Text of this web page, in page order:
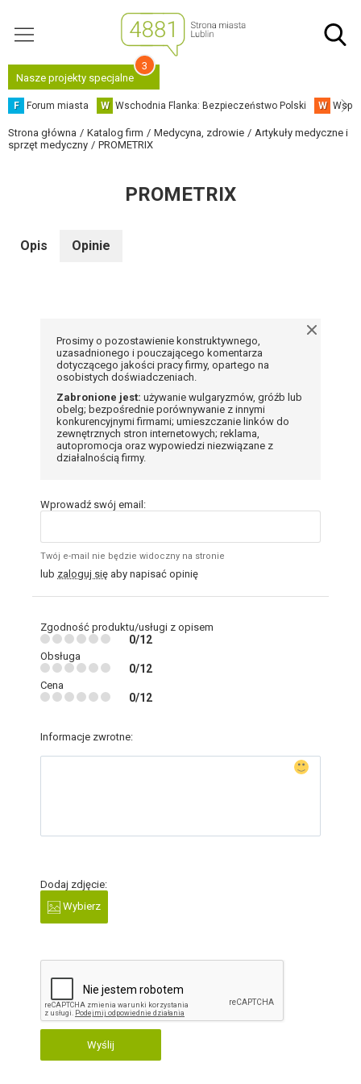
Nasze projekty specjalne
3
F Forum miasta W Wschodnia Flanka: Bezpieczeństwo Polski W
Strona główna Katalog firm Medycyna, zdrowie
Artykuły medyczne i
sprzęt medyczny
PROMETRIX
PROMETRIX
Opis Opinie
Prosimy o pozostawienie konstruktywnego,
uzasadnionego i pouczającego komentarza
dotyczącego jakości pracy firmy, opartego na
osobistych doświadczeniach.
Zabronione jest: używanie wulgaryzmów, gróźb lub
obelg; bezpośrednie porównywanie z innymi
konkurencyjnymi firmami; umieszczanie linków do
zewnętrznych stron internetowych; reklama,
autopromocja oraz wypowiedzi niezwiązane z
działalnością firmy.
Wprowadź swój email:
Twój e-mail nie będzie widoczny na stronie
lub zaloguj się aby napisać opinię
Zgodność produktu/usługi z opisem
0/12
Obsługa
0/12
Cena
0/12
Informacje zwrotne:
Dodaj zdjęcie:
Wybierz
Wyślij